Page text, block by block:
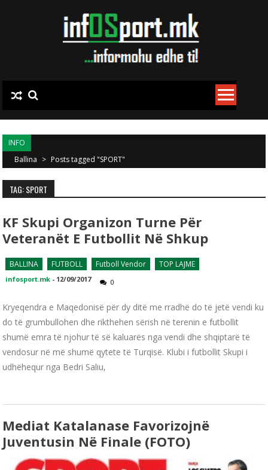
INFO
Ballina > Posts tagged "SPORT"
TAG: SPORT
KF Skupi Organizon Turne Për
Veteranët E Futbollit Në Shkup
BALLINA FUTBOLL Futboll Vendor TOP LAJME
infosport.mk - 12/09/2017 0
Kryeqendra e Maqedonisë për dy ditë me rradhë do të jetë vendi ku
do të grumbullohen dhe rikthehen sërish në terenin e futbollit
shumë emra të njohur të së kaluarës nga vendi dhe shqiptarë të
vendosur në më shumë qytete të Turqisë. Klubi i futbollit Skupi i
udhëhequr nga Bedri Saliu,
Mediat Katalanase Favorizojnë
Juventusin Në Finale (FOTO)